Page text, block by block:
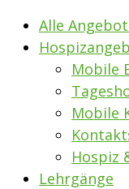
Alle
Mobile
Mobile
Hospiz
Lehrgänge